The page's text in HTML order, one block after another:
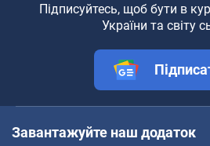
Підписуйтесь, щоб бути в
України та світу
Завантажуйте наш додаток